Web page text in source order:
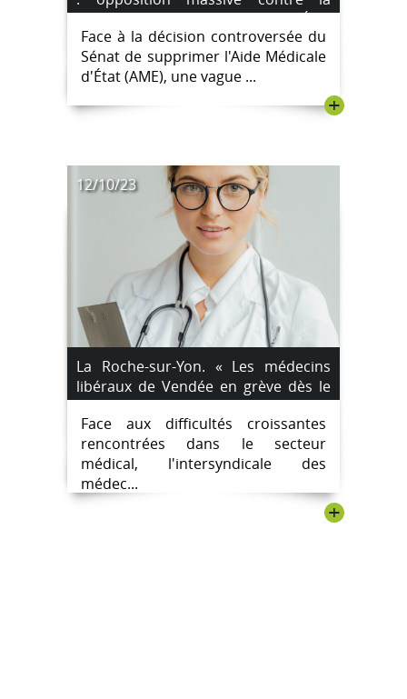
suppression de l’Aide Médicale d’État
Face à la décision controversée du
Sénat de supprimer l'Aide Médicale
d'État (AME), une vague ...
+
12/10/23
La Roche-sur-Yon. « Les médecins
libéraux de Vendée en grève dès le
vendredi 13 octobre »
Face aux difficultés croissantes
rencontrées dans le secteur
médical, l'intersyndicale des
médec...
+